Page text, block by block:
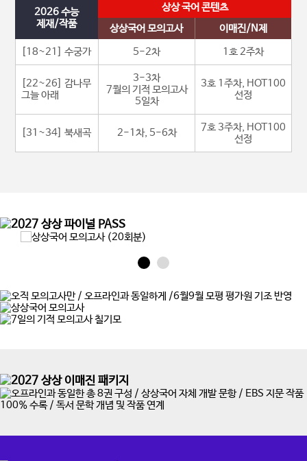
2026 수능
제재/작품
상상 국어 콘텐츠
상상국어 모의고사
이매진/N제
[18~21] 수궁가
5-2차 1호 2주차
[22~26] 감나무
그늘 아래
3-3차
7월의 기적 모의고사
5일차
3호 1주차, HOT100
선정
[31~34] 북새곡 2-1차, 5-6차
7호 3주차, HOT100
선정